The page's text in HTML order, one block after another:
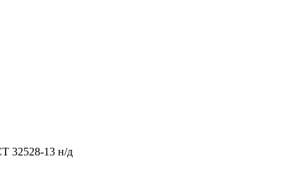
32528-13 н/д